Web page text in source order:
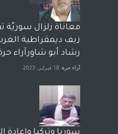
معاناة زلزال سوريّة
زيف ديمقراطية
رشاد أبو شاورآراء
آراء حرة 18 فبراير، 2023